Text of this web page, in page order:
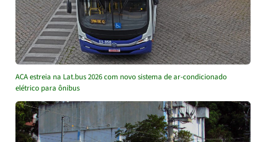
ACA estreia na Lat.bus 2026 com novo sistema de ar-condicionado
elétrico para ônibus